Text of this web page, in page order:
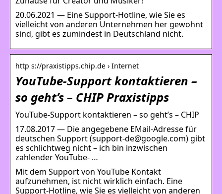
20.06.2021 — Eine Support-Hotline, wie Sie es
vielleicht von anderen Unternehmen her gewohnt
sind, gibt es zumindest in Deutschland nicht.
http s://praxistipps.chip.de › Internet
YouTube-Support kontaktieren –
so geht’s – CHIP Praxistipps
YouTube-Support kontaktieren – so geht’s – CHIP
17.08.2017 — Die angegebene EMail-Adresse für
deutschen Support (support-de@google.com) gibt
es schlichtweg nicht – ich bin inzwischen
zahlender YouTube- …
Mit dem Support von YouTube Kontakt
aufzunehmen, ist nicht wirklich einfach. Eine
Support-Hotline, wie Sie es vielleicht von anderen